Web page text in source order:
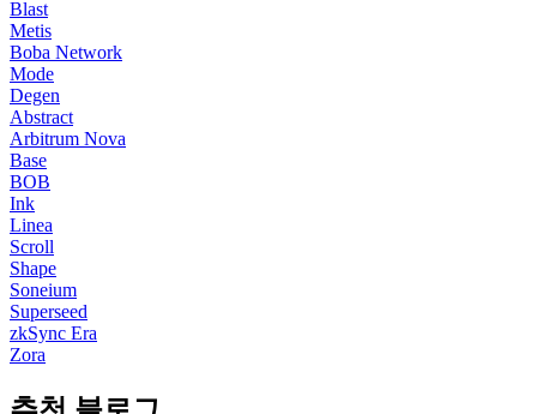
Blast
Metis
Boba Network
Mode
Degen
Abstract
Arbitrum Nova
Base
BOB
Ink
Linea
Scroll
Shape
Soneium
Superseed
zkSync Era
Zora